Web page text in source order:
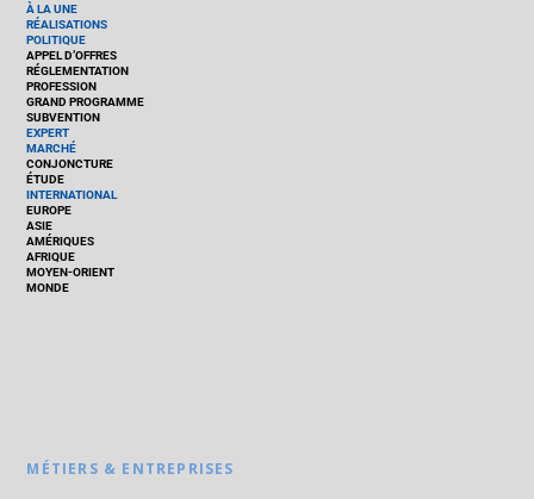
À LA UNE
RÉALISATIONS
POLITIQUE
APPEL D’OFFRES
RÉGLEMENTATION
PROFESSION
GRAND PROGRAMME
SUBVENTION
EXPERT
MARCHÉ
CONJONCTURE
ÉTUDE
INTERNATIONAL
EUROPE
ASIE
AMÉRIQUES
AFRIQUE
MOYEN-ORIENT
MONDE
MÉTIERS & ENTREPRISES